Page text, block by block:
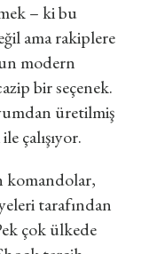
– ki bu
ama rakiplere
modern
bir seçenek.
üretilmiş
çalışıyor.
komandolar,
tarafından
çok ülkede